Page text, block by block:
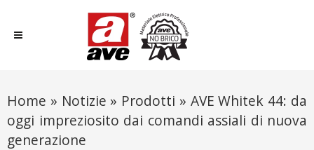
Home » Notizie » Prodotti » AVE Whitek 44: da
oggi impreziosito dai comandi assiali di nuova
generazione